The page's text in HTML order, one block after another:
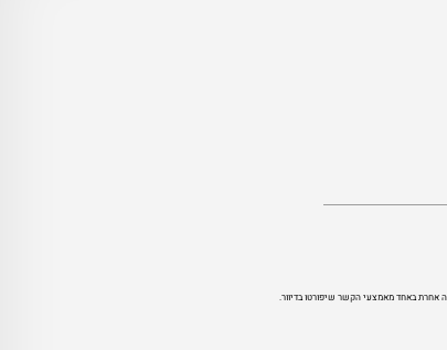
אחרת באחד מאמצעי הקשר שיפורטו בדיוור.